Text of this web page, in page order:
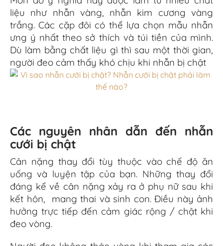
liệu như nhẫn vàng, nhẫn kim cương vàng
trắng. Các cặp đôi có thể lựa chọn mẫu nhẫn
ưng ý nhất theo sở thích và túi tiền của mình.
Dù làm bằng chất liệu gì thì sau một thời gian,
người đeo cảm thấy khó chịu khi nhẫn bị chật
Các nguyên nhân dẫn đến nhẫn
cưới bị chật
Cân nặng thay đổi tùy thuộc vào chế độ ăn
uống và luyện tập của bạn. Những thay đổi
đáng kể về cân nặng xảy ra ở phụ nữ sau khi
kết hôn, mang thai và sinh con. Điều này ảnh
hưởng trực tiếp đến cảm giác rộng /chật khi
đeo vòng.